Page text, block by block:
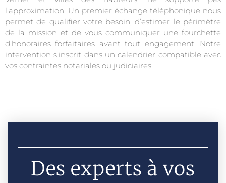
l’approximation. Un premier échange téléphonique nous
permet de qualifier votre besoin, d’estimer le périmètre
de la mission et de vous communiquer une fourchette
d’honoraires forfaitaires avant tout engagement. Notre
intervention s’inscrit dans un calendrier compatible avec
vos contraintes notariales ou judiciaires.
Des experts à vos